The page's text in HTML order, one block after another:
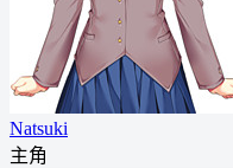
Natsuki
主角